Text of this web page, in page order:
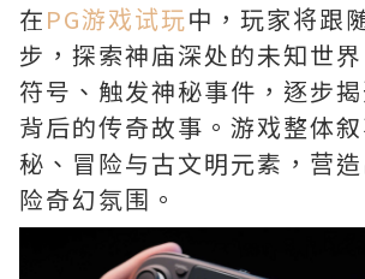
在PG游戏试玩中，玩家将跟
步，探索神庙深处的未知世
符号、触发神秘事件，逐步
背后的传奇故事。游戏整体
秘、冒险与古文明元素，营
险奇幻氛围。